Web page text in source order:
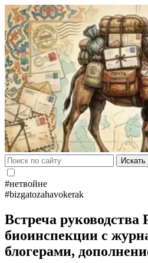
Искать
#нетвойне
#bizgatozahavokerak
Встреча руководства
биоинспекции с
блогерами,